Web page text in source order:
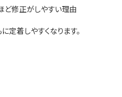
ど修正がしやすい理由
定着しやすくなります。